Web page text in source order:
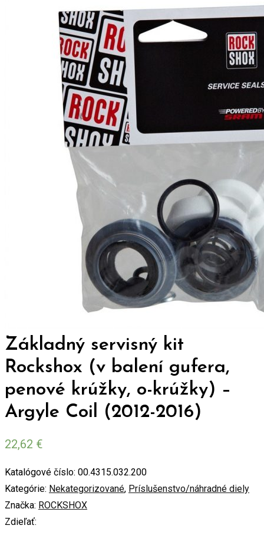
Základný servisný kit
Rockshox (v balení gufera,
penové krúžky, o-krúžky) –
Argyle Coil (2012-2016)
22,62 €
Katalógové číslo: 00.4315.032.200
Kategórie: Nekategorizované, Príslušenstvo/náhradné diely
Značka: ROCKSHOX
Zdieľať: